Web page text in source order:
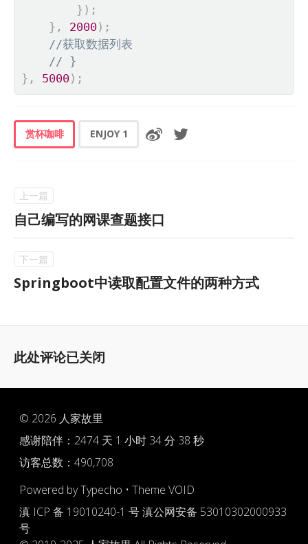
} ) ;
} , 2000) ;
//获取数据列表
// }
} , 5000) ;
赏杯咖啡 ENJOY 1
自己编写的网课查题接口
Springboot中读取配置文件的两种方式
此处评论已关闭
© 2026 人家故里
感谢陪伴： 2474 天 1 小时 34 分 38 秒
访客总数：490,708
Powered byTypecho • Theme VOID
滇 ICP 备 19010240-1 号滇公网安备 53010302000933
号